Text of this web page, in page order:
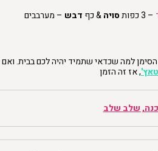
– 3 כפות סויה& כף דבש – מערבבים
למה שכדאי שתמיד יהיה לכם בבית.
, אז זה הזמן
שלב שלב